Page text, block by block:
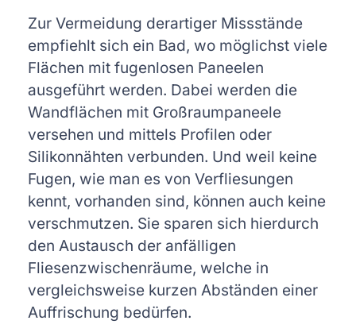
Zur Vermeidung derartiger Missstände
empfiehlt sich ein Bad, wo möglichst viele
Flächen mit fugenlosen Paneelen
ausgeführt werden. Dabei werden die
Wandflächen mit Großraumpaneele
versehen und mittels Profilen oder
Silikonnähten verbunden. Und weil keine
Fugen, wie man es von Verfliesungen
kennt, vorhanden sind, können auch keine
verschmutzen. Sie sparen sich hierdurch
den Austausch der anfälligen
Fliesenzwischenräume, welche in
vergleichsweise kurzen Abständen einer
Auffrischung bedürfen.